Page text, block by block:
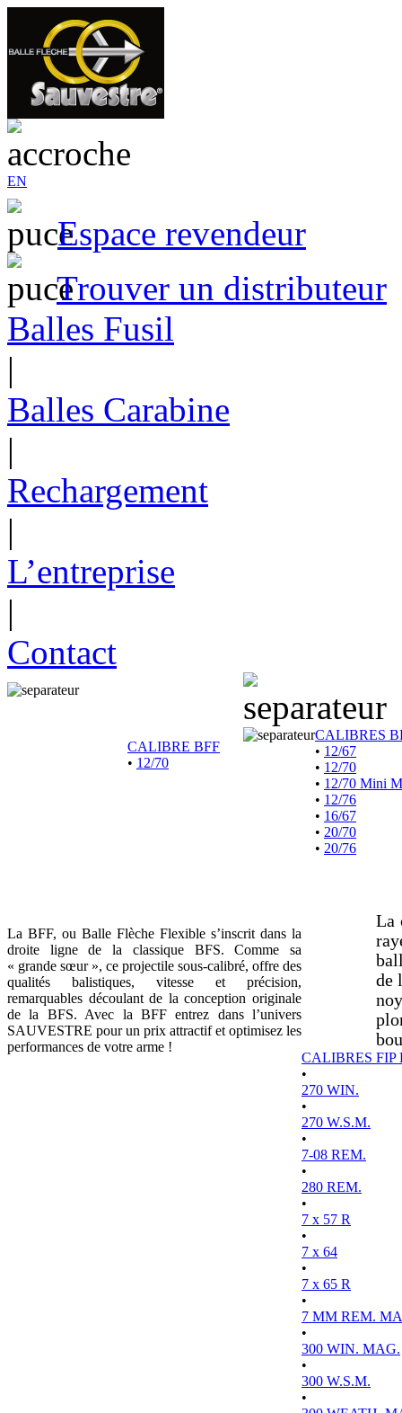
EN
Espace revendeur
Trouver un distributeur
Balles Fusil
|
Balles Carabine
|
Rechargement
|
L’entreprise
|
Contact
CALIBRE BFF
• 12/70
CALIBRES
• 12/67
• 12/70
• 12/70 Mini
• 12/76
• 16/67
• 20/70
• 20/76
La BFF, ou Balle Flèche Flexible s’inscrit dans la
droite ligne de la classique BFS. Comme sa
« grande sœur », ce projectile sous-calibré, offre des
qualités balistiques, vitesse et précision,
remarquables découlant de la conception originale
de la BFS. Avec la BFF entrez dans l’univers
SAUVESTRE pour un prix attractif et optimisez les
performances de votre arme !
La
de
CALIBRES FIP
•
270 WIN.
•
270 W.S.M.
•
7-08 REM.
•
280 REM.
•
7 x 57 R
•
7 x 64
•
7 x 65 R
•
7 MM REM.
•
300 WIN. MAG.
•
300 W.S.M.
•